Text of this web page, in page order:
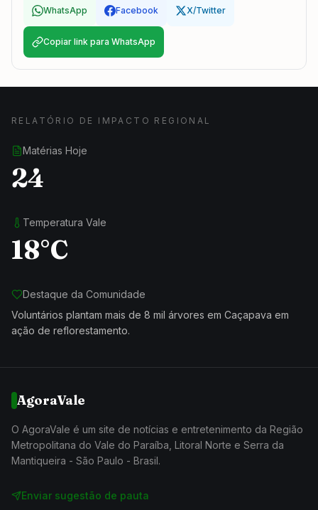
WhatsApp Facebook X/Twitter
Copiar link para WhatsApp
RELATÓRIO DE IMPACTO REGIONAL
Matérias Hoje
24
Temperatura Vale
18°C
Destaque da Comunidade
Voluntários plantam mais de 8 mil árvores em Caçapava em
ação de reflorestamento.
AgoraVale
O AgoraVale é um site de notícias e entretenimento da Região
Metropolitana do Vale do Paraíba, Litoral Norte e Serra da
Mantiqueira - São Paulo - Brasil.
Enviar sugestão de pauta